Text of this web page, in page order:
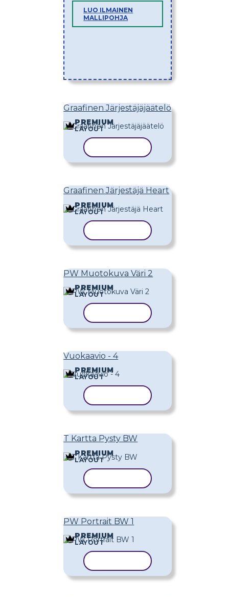
LUO ILMAINEN
MALLIPOHJA
Graafinen Järjestäjäjäätelö
PREMIUM
LAYOUT
Graafinen Järjestäjä Heart
PREMIUM
LAYOUT
PW Muotokuva Väri 2
PREMIUM
LAYOUT
Vuokaavio - 4
PREMIUM
LAYOUT
T Kartta Pysty BW
PREMIUM
LAYOUT
PW Portrait BW 1
PREMIUM
LAYOUT